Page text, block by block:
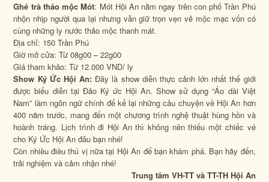
Ghé trà thảo mộc Mót: Mót Hội An nằm ngay trên con phố Trần Phú
nhộn nhịp người qua lại nhưng vẫn giữ trọn vẹn vẻ mộc mạc vốn có
cùng những ly nước thảo mộc thanh mát.
Địa chỉ: 150 Trần Phú
Giờ mở cửa: Từ 08g00 – 22g00
Giá tham khảo: Từ 12.000 VND/ ly
Show Ký Ức Hội An: Đây là show diễn thực cảnh lớn nhất thế giới
được biểu diễn tại Đảo Ký ức Hội An. Show sử dụng “Áo dài Việt
Nam” làm ngôn ngữ chính để kể lại những câu chuyện về Hội An hơn
400 năm trước, mang đến một chương trình nghệ thuật hùng hồn và
hoành tráng. Lịch trình đi Hội An thì không nên thiếu một chiếc vé
cho Ký Ức Hội An đâu bạn nhé!
Còn nhiều điều thú vị nữa tại Hội An để bạn khám phá. Bạn hãy đến,
trải nghiệm và cảm nhận nhé!
Trung tâm VH-TT và TT-TH Hội An